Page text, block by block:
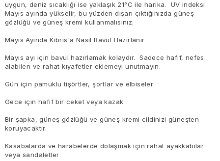
uygun, deniz sıcaklığı ise yaklaşık 21°C ile harika. UV indeksi
Mayıs ayında yükselir, bu yüzden dışarı çıktığınızda güneş
gözlüğü ve güneş kremi kullanmalısınız.
Mayıs Ayında Kıbrıs'a Nasıl Bavul Hazırlanır
Mayıs ayı için bavul hazırlamak kolaydır. Sadece hafif, nefes
alabilen ve rahat kıyafetler eklemeyi unutmayın.
Gün için pamuklu tişörtler, şortlar ve elbiseler
Gece için hafif bir ceket veya kazak
Bir şapka, güneş gözlüğü ve güneş kremi cildinizi güneşten
koruyacaktır.
Kasabalarda ve harabelerde dolaşmak için rahat ayakkabılar
veya sandaletler